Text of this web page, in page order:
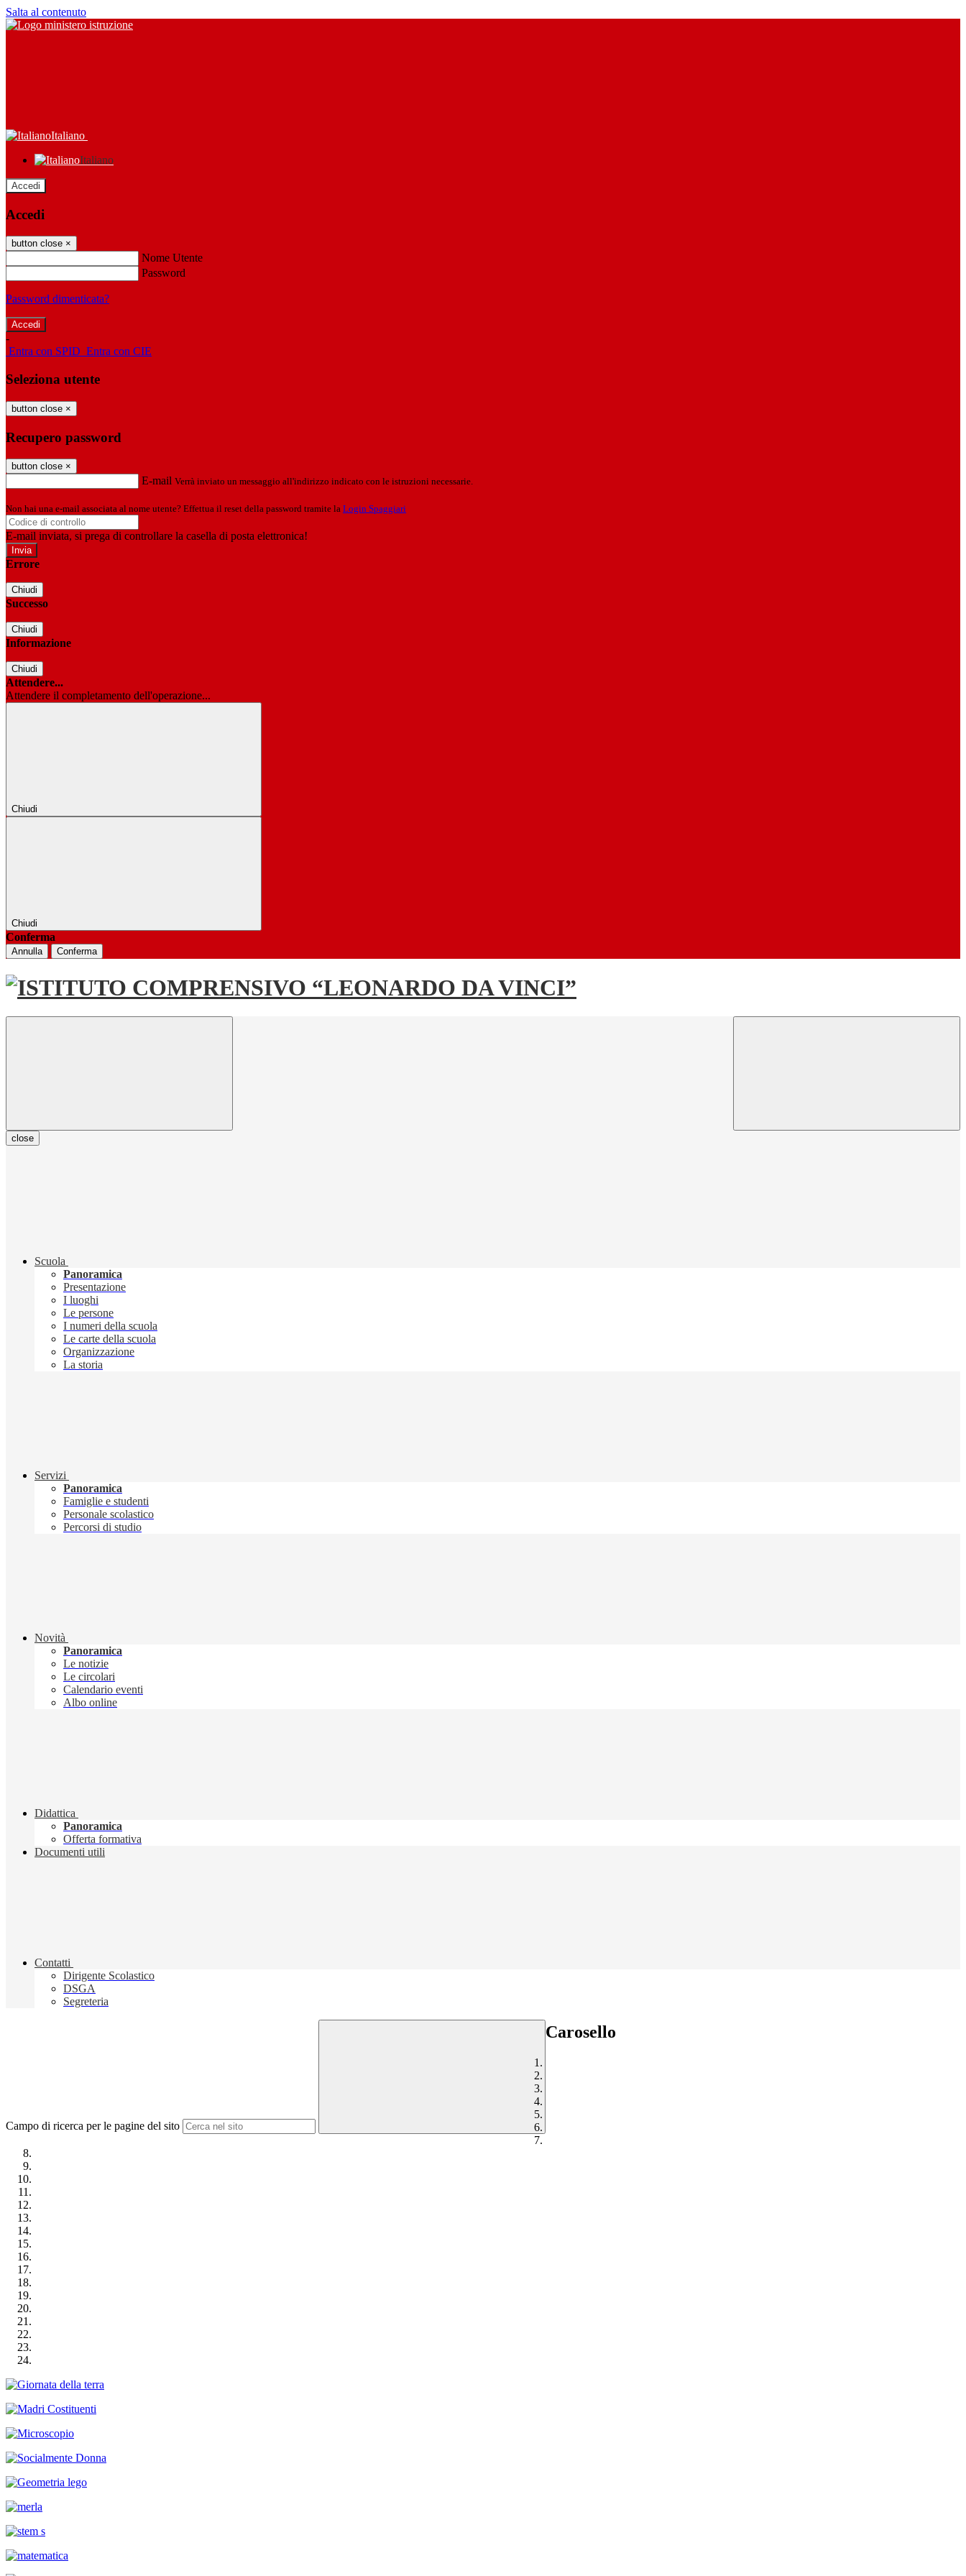
Salta al contenuto
Italiano
Italiano
Accedi
Accedi
button close ×
Nome Utente
Password
Password dimenticata?
-
Entra con SPID Entra con CIE
Seleziona utente
button close ×
Recupero password
button close ×
E-mail Verrà inviato un messaggio all'indirizzo indicato con le istruzioni necessarie.
Non hai una e-mail associata al nome utente? Effettua il reset della password tramite la Login Spaggiari
E-mail inviata, si prega di controllare la casella di posta elettronica!
Errore
Chiudi
Successo
Chiudi
Informazione
Chiudi
Attendere...
Attendere il completamento dell'operazione...
Chiudi
Chiudi
Conferma
Annulla Conferma
close
Scuola
Panoramica
Presentazione
I luoghi
Le persone
I numeri della scuola
Le carte della scuola
Organizzazione
La storia
Servizi
Panoramica
Famiglie e studenti
Personale scolastico
Percorsi di studio
Novità
Panoramica
Le notizie
Le circolari
Calendario eventi
Albo online
Didattica
Panoramica
Offerta formativa
Documenti utili
Contatti
Dirigente Scolastico
DSGA
Segreteria
Campo di ricerca per le pagine del sito
Carosello